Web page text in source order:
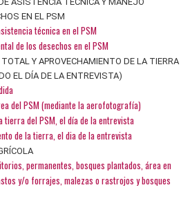
EN EL PSM
técnica en el PSM
de los desechos en el PSM
Y APROVECHAMIENTO DE LA TIERRA
EL DÍA DE LA ENTREVISTA)
del PSM (mediante la aerofotografía)
tierra del PSM, el día de la entrevista
de la tierra, el dia de la entrevista
permanentes, bosques plantados, área en
y/o forrajes, malezas o rastrojos y bosques